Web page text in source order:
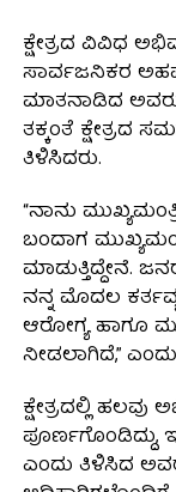
ಕ್ಷೇತ್ರದ ವಿವಿಧ
ಸಾರ್ವಜನಿಕರ
ಮಾತನಾಡಿದ
ತಕ್ಕಂತೆ ಕ್ಷೇತ್ರದ
ತಿಳಿಸಿದರು.
“ನಾನು
ಬಂದಾಗ
ಮಾಡುತ್ತಿದ್ದೇನೆ.
ನನ್ನ ಮೊದಲ
ಆರೋಗ್ಯ ಹಾಗೂ
ನೀಡಲಾಗಿದೆ,”
ಕ್ಷೇತ್ರದಲ್ಲಿ
ಎಂದು ತಿಳಿಸಿದ